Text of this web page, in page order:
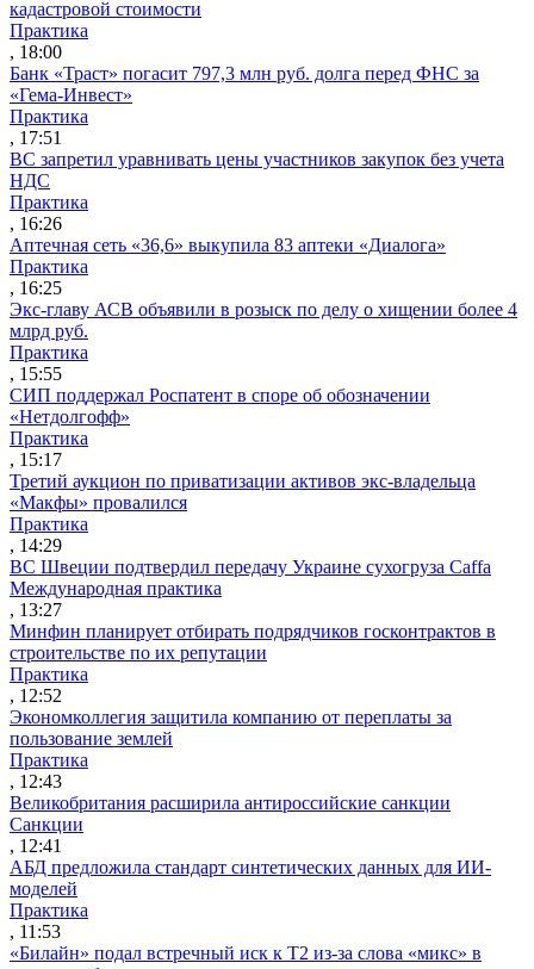
кадастровой стоимости
Практика
, 18:00
Банк «Траст» погасит 797,3 млн руб. долга перед ФНС за
«Гема-Инвест»
Практика
, 17:51
ВС запретил уравнивать цены участников закупок без учета
НДС
Практика
, 16:26
Аптечная сеть «36,6» выкупила 83 аптеки «Диалога»
Практика
, 16:25
Экс-главу АСВ объявили в розыск по делу о хищении более 4
млрд руб.
Практика
, 15:55
СИП поддержал Роспатент в споре об обозначении
«Нетдолгофф»
Практика
, 15:17
Третий аукцион по приватизации активов экс-владельца
«Макфы» провалился
Практика
, 14:29
ВС Швеции подтвердил передачу Украине сухогруза Caffa
Международная практика
, 13:27
Минфин планирует отбирать подрядчиков госконтрактов в
строительстве по их репутации
Практика
, 12:52
Экономколлегия защитила компанию от переплаты за
пользование землей
Практика
, 12:43
Великобритания расширила антироссийские санкции
Санкции
, 12:41
АБД предложила стандарт синтетических данных для ИИ-
моделей
Практика
, 11:53
«Билайн» подал встречный иск к Т2 из-за слова «микс» в